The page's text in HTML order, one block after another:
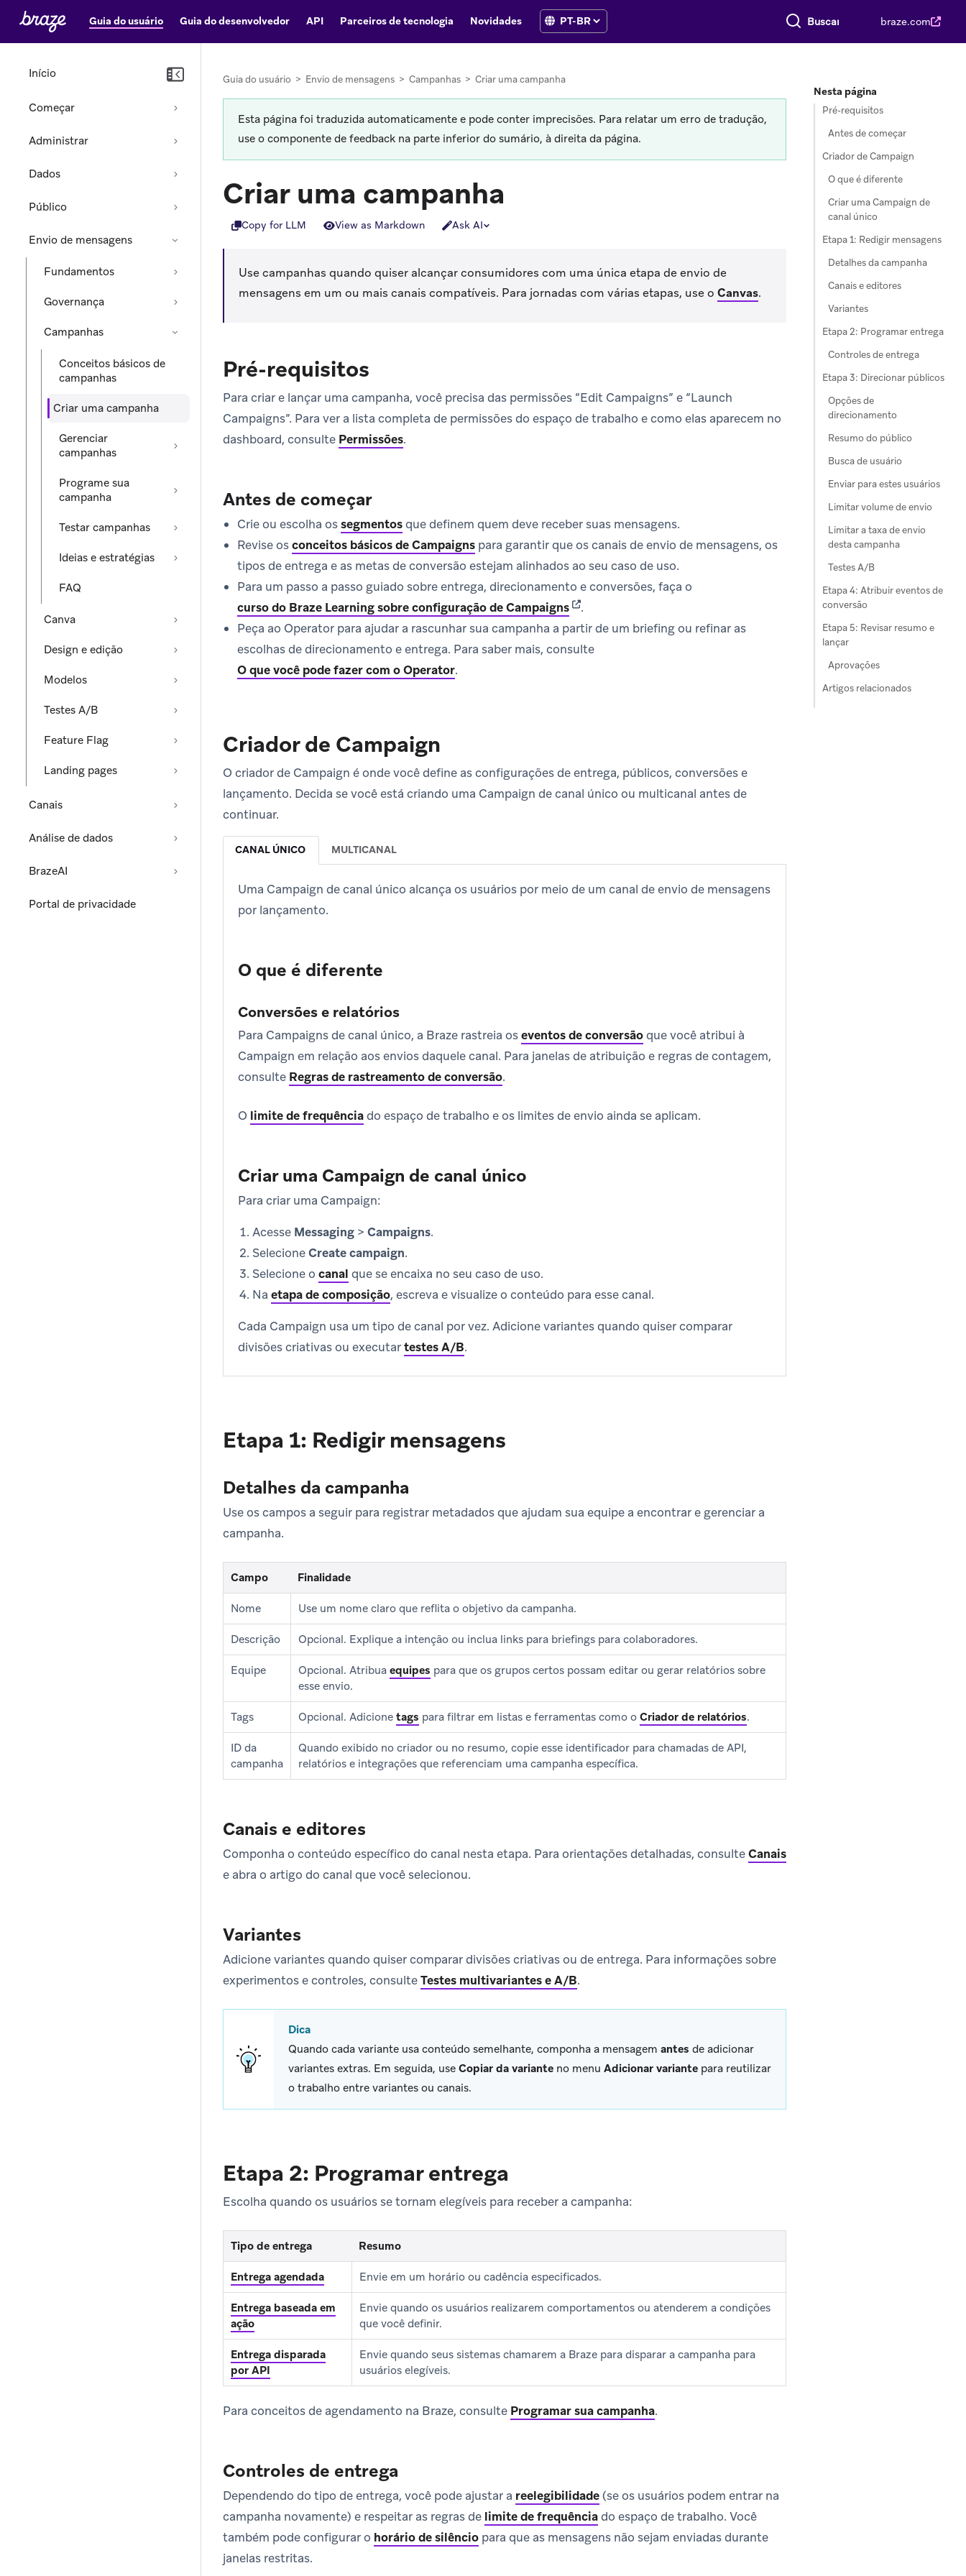
Guia do usuário Guia do desenvolvedor API Parceiros de tecnologia Novidades Buscar tudo braze.com
Início
Começar
Administrar
Dados
Público
Envio de mensagens
Fundamentos
Governança
Campanhas
Conceitos básicos de
campanhas
Criar uma campanha
Gerenciar
campanhas
Programe sua
campanha
Testar campanhas
Ideias e estratégias
FAQ
Canva
Design e edição
Modelos
Testes A/B
Feature Flag
Landing pages
Canais
Análise de dados
BrazeAI
Portal de privacidade
Guia do usuário > Envio de mensagens > Campanhas > Criar uma campanha
Esta página foi traduzida automaticamente e pode conter imprecisões. Para relatar um erro de tradução,
use o componente de feedback na parte inferior do sumário, à direita da página.
Criar uma campanha
Copy for LLM View as Markdown Ask AI
Use campanhas quando quiser alcançar consumidores com uma única etapa de envio de
mensagens em um ou mais canais compatíveis. Para jornadas com várias etapas, use o Canvas.
Pré-requisitos
Para criar e lançar uma campanha, você precisa das permissões “Edit Campaigns” e “Launch
Campaigns”. Para ver a lista completa de permissões do espaço de trabalho e como elas aparecem no
dashboard, consulte Permissões.
Antes de começar
Crie ou escolha ossegmentosque definem quem deve receber suas mensagens.
Revise osconceitos básicos de Campaigns para garantir que os canais de envio de mensagens, os
tipos de entrega e as metas de conversão estejam alinhados ao seu caso de uso.
Para um passo a passo guiado sobre entrega, direcionamento e conversões, faça o
curso do Braze Learning sobre configuração de Campaigns(opens in new tab)
.
Peça ao Operator para ajudar a rascunhar sua campanha a partir de um briefing ou refinar as
escolhas de direcionamento e entrega. Para saber mais, consulte
O que você pode fazer com o Operator.
Criador de Campaign
O criador de Campaign é onde você define as configurações de entrega, públicos, conversões e
lançamento. Decida se você está criando uma Campaign de canal único ou multicanal antes de
continuar.
CANAL ÚNICO MULTICANAL
Uma Campaign de canal único alcança os usuários por meio de um canal de envio de mensagens
por lançamento.
O que é diferente
Conversões e relatórios
Para Campaigns de canal único, a Braze rastreia oseventos de conversãoque você atribui à
Campaign em relação aos envios daquele canal. Para janelas de atribuição e regras de contagem,
consulte Regras de rastreamento de conversão.
O limite de frequênciado espaço de trabalho e os limites de envio ainda se aplicam.
Criar uma Campaign de canal único
Para criar uma Campaign:
Acesse Messaging > Campaigns.
SelecioneCreate campaign.
Selecione o canal que se encaixa no seu caso de uso.
Na etapa de composição, escreva e visualize o conteúdo para esse canal.
Cada Campaign usa um tipo de canal por vez. Adicione variantes quando quiser comparar
divisões criativas ou executartestes A/B.
Etapa 1: Redigir mensagens
Detalhes da campanha
Use os campos a seguir para registrar metadados que ajudam sua equipe a encontrar e gerenciar a
campanha.
Campo Finalidade
Nome Use um nome claro que reflita o objetivo da campanha.
Descrição Opcional. Explique a intenção ou inclua links para briefings para colaboradores.
Equipe Opcional. Atribua equipes para que os grupos certos possam editar ou gerar relatórios sobre
esse envio.
Tags Opcional. Adicione tags para filtrar em listas e ferramentas como o Criador de relatórios.
ID da
campanha
Quando exibido no criador ou no resumo, copie esse identificador para chamadas de API,
relatórios e integrações que referenciam uma campanha específica.
Canais e editores
Componha o conteúdo específico do canal nesta etapa. Para orientações detalhadas, consulteCanais
e abra o artigo do canal que você selecionou.
Variantes
Adicione variantes quando quiser comparar divisões criativas ou de entrega. Para informações sobre
experimentos e controles, consulteTestes multivariantes e A/B.
Dica
Quando cada variante usa conteúdo semelhante, componha a mensagem antes de adicionar
variantes extras. Em seguida, use Copiar da variante no menu Adicionar variante para reutilizar
o trabalho entre variantes ou canais.
Etapa 2: Programar entrega
Escolha quando os usuários se tornam elegíveis para receber a campanha:
Tipo de entrega Resumo
Entrega agendada Envie em um horário ou cadência especificados.
Entrega baseada em
ação
Envie quando os usuários realizarem comportamentos ou atenderem a condições
que você definir.
Entrega disparada
por API
Envie quando seus sistemas chamarem a Braze para disparar a campanha para
usuários elegíveis.
Para conceitos de agendamento na Braze, consulte Programar sua campanha.
Controles de entrega
Dependendo do tipo de entrega, você pode ajustar a reelegibilidade(se os usuários podem entrar na
campanha novamente) e respeitar as regras de limite de frequênciado espaço de trabalho. Você
também pode configurar o horário de silêncio para que as mensagens não sejam enviadas durante
janelas restritas.
Nesta página
Pré-requisitos
Antes de começar
Criador de Campaign
O que é diferente
Criar uma Campaign de
canal único
Etapa 1: Redigir mensagens
Detalhes da campanha
Canais e editores
Variantes
Etapa 2: Programar entrega
Controles de entrega
Etapa 3: Direcionar públicos
Opções de
direcionamento
Resumo do público
Busca de usuário
Enviar para estes usuários
Limitar volume de envio
Limitar a taxa de envio
desta campanha
Testes A/B
Etapa 4: Atribuir eventos de
conversão
Etapa 5: Revisar resumo e
lançar
Aprovações
Artigos relacionados